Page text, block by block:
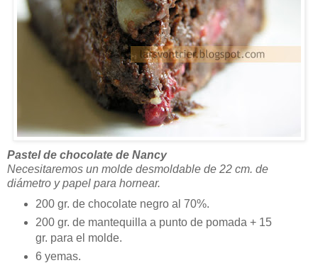
Pastel de chocolate de Nancy
Necesitaremos un molde desmoldable de 22 cm. de
diámetro y papel para hornear.
200 gr. de chocolate negro al 70%.
200 gr. de mantequilla a punto de pomada + 15
gr. para el molde.
6 yemas.